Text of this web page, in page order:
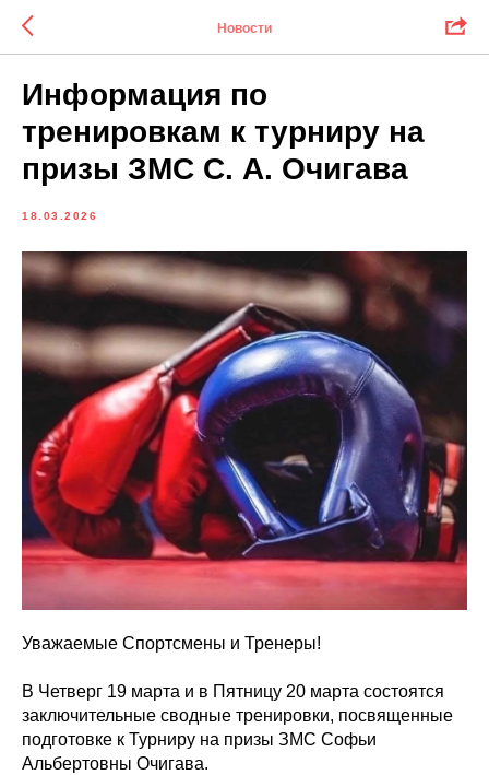
Новости
Информация по
тренировкам к турниру на
призы ЗМС С. А. Очигава
18.03.2026
Уважаемые Спортсмены и Тренеры!
В Четверг 19 марта и в Пятницу 20 марта состоятся
заключительные сводные тренировки, посвященные
подготовке к Турниру на призы ЗМС Софьи
Альбертовны Очигава.